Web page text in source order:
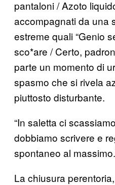
pantaloni / Azoto
accompagnati da una
estreme quali “Genio
sco*are / Certo,
parte un momento di
spasmo che si rivela
piuttosto disturbante.
“In saletta ci
dobbiamo scrivere e
spontaneo al
La chiusura